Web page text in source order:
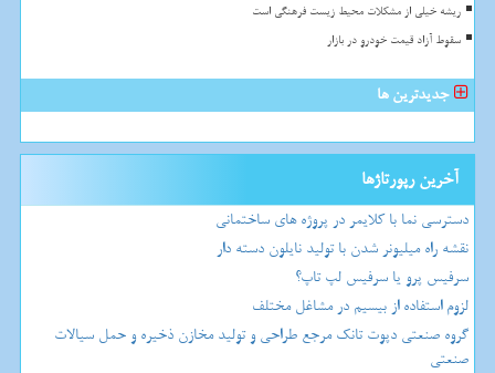
ریشه خیلی از مشکلات محیط زیست فرهنگی است
سقوط آزاد قیمت خودرو در بازار
جدیدترین ها
آخرین رپورتاژها
دسترسی نما با کلایمر در پروژه های ساختمانی
نقشه راه میلیونر شدن با تولید نایلون دسته دار
سرفیس پرو یا سرفیس لپ تاپ؟
لزوم استفاده از بیسیم در مشاغل مختلف
گروه صنعتی دپوت تانک مرجع طراحی و تولید مخازن ذخیره و حمل سیالات
صنعتی